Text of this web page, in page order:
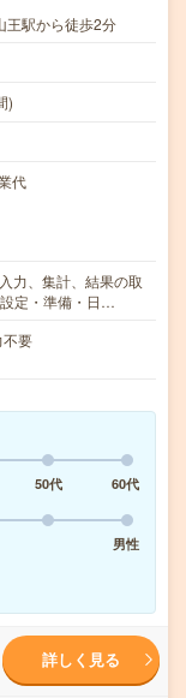
王駅から徒歩2分
)
代
力、集計、結果の取
定・準備・日…
不要
50代
60代
男性
詳しく見る